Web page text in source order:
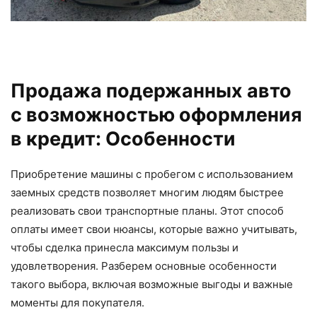
Продажа подержанных авто
с возможностью оформления
в кредит: Особенности
Приобретение машины с пробегом с использованием
заемных средств позволяет многим людям быстрее
реализовать свои транспортные планы. Этот способ
оплаты имеет свои нюансы, которые важно учитывать,
чтобы сделка принесла максимум пользы и
удовлетворения. Разберем основные особенности
такого выбора, включая возможные выгоды и важные
моменты для покупателя.